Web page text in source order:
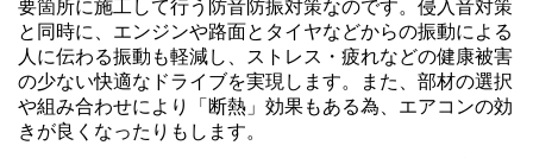
要箇所に施工して行う防音防振対策なのです。侵入音対策
と同時に、エンジンや路面とタイヤなどからの振動による
人に伝わる振動も軽減し、ストレス・疲れなどの健康被害
の少ない快適なドライブを実現します。また、部材の選択
や組み合わせにより「断熱」効果もある為、エアコンの効
きが良くなったりもします。